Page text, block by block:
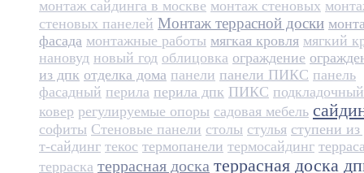
монтаж сайдинга в москве монтаж стеновых
стеновых панелей Монтаж террасной доски
фасада монтажные работы мягкая кровля мягкий
нановуд новый год облицовка ограждение
из дпк отделка дома панели панели ПИКС панель
фасадный перила перила дпк ПИКС подкладочный
ковер регулируемые опоры садовая мебель
софиты Стеновые панели столы стулья ступени
т-сайдинг текос термопанели термосайдинг
терраска террасная доска террасная доска